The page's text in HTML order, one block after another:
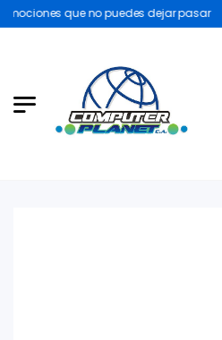
que no puedes dejar pasar